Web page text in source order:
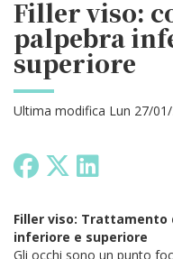
Filler viso:
palpebra
superiore
Ultima modifica Lun 27/
Filler viso: Trattamento
inferiore e superiore
Gli occhi sono un punto